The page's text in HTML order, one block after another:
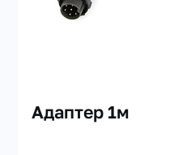
Адаптер 1м